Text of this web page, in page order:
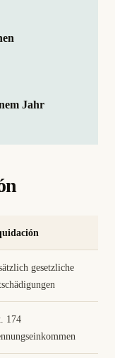
Jahr
gesetzliche
174